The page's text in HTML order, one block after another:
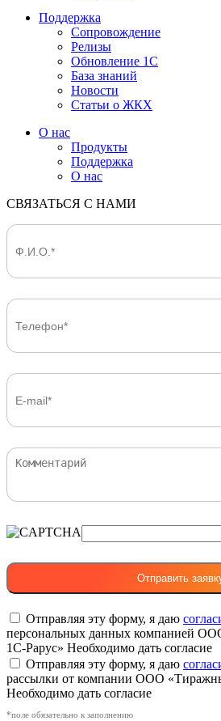
Поддержка
Сопровождение
Релизы
Обновление 1С
База знаний
Новости
Статьи о ЖКХ
О нас
Продукты
Поддержка
О нас
СВЯЗАТЬСЯ С НАМИ
Отправляя эту форму, я даю
персональных данных компанией
1С-Рарус» Необходимо дать согласие
Отправляя эту форму, я даю
рассылки от компании ООО
Необходимо дать согласие
*поле обязательно к заполнению